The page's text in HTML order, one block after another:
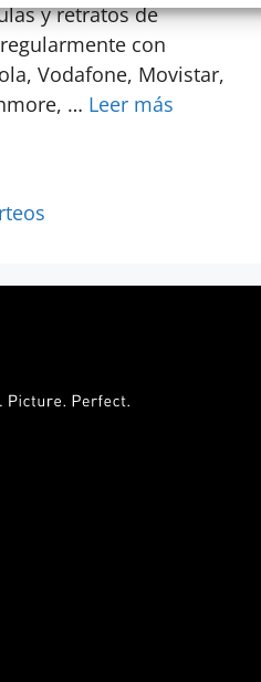
y retratos de
con
Vodafone, Movistar,
… Leer más